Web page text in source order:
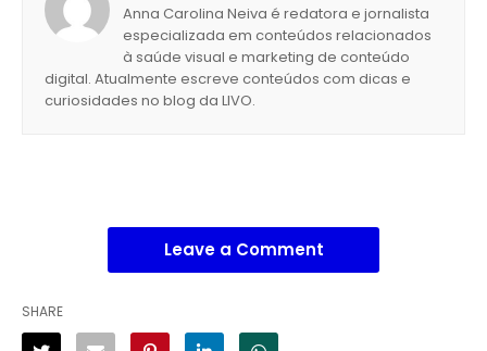
Anna Carolina Neiva é redatora e jornalista
especializada em conteúdos relacionados
à saúde visual e marketing de conteúdo
digital. Atualmente escreve conteúdos com dicas e
curiosidades no blog da LIVO.
Leave a Comment
SHARE